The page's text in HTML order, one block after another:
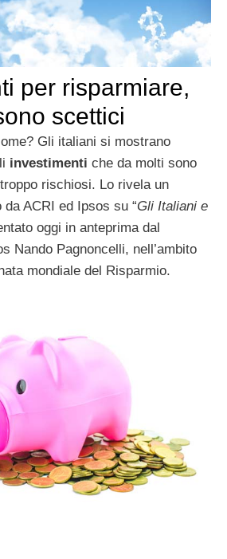
per risparmiare,
scettici
Gli italiani si mostrano
investimenti che da molti sono
rischiosi. Lo rivela un
ACRI ed Ipsos su “Gli Italiani e
oggi in anteprima dal
Nando Pagnoncelli, nell’ambito
mondiale del Risparmio.